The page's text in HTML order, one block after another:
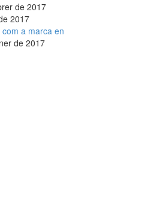
de 2017
2017
a marca en
de 2017